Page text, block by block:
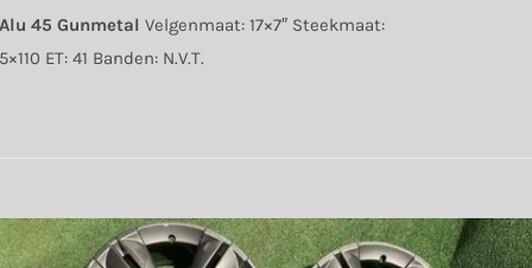
Alu 45 Gunmetal Velgenmaat: 17×7″ Steekmaat:
5×110 ET: 41 Banden: N.V.T.